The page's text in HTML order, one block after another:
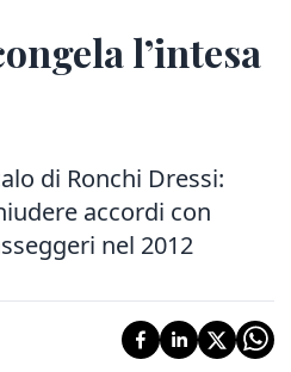
l’intesa
di Ronchi Dressi:
accordi con
nel 2012